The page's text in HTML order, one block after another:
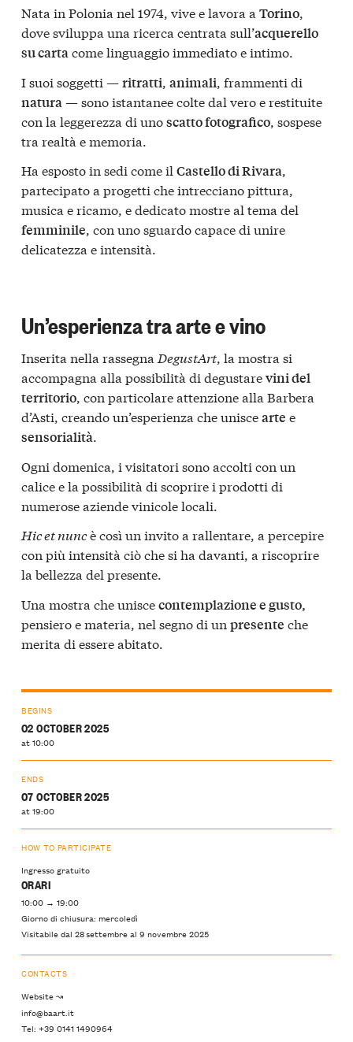
Nata in Polonia nel 1974, vive e lavora a Torino,
dove sviluppa una ricerca centrata sull’acquerello
su cartacome linguaggio immediato e intimo.
I suoi soggetti —ritratti, animali, frammenti di
natura— sono istantanee colte dal vero e restituite
con la leggerezza di unoscatto fotografico, sospese
tra realtà e memoria.
Ha esposto in sedi come il Castello di Rivara,
partecipato a progetti che intrecciano pittura,
musica e ricamo, e dedicato mostre al tema del
femminile, con uno sguardo capace di unire
delicatezza e intensità.
Un’esperienza tra arte e vino
Inserita nella rassegna DegustArt, la mostra si
accompagna alla possibilità di degustarevini del
territorio, con particolare attenzione alla Barbera
d’Asti, creando un’esperienza che uniscearte e
sensorialità.
Ogni domenica, i visitatori sono accolti con un
calice e la possibilità di scoprire i prodotti di
numerose aziende vinicole locali.
Hic et nuncè così un invito a rallentare, a percepire
con più intensità ciò che si ha davanti, a riscoprire
la bellezza del presente.
Una mostra che uniscecontemplazione e gusto,
pensiero e materia, nel segno di un presente che
merita di essere abitato.
BEGINS
02 OCTOBER 2025
at 10:00
ENDS
07 OCTOBER 2025
at 19:00
HOW TO PARTICIPATE
Ingresso gratuito
ORARI
10:00 → 19:00
Giorno di chiusura: mercoledì
Visitabile dal 28 settembre al 9 novembre 2025
CONTACTS
Website ↝
info@baart.it
Tel: +39 0141 1490964